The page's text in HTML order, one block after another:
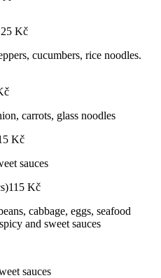
Kč
cucumbers, rice noodles.
carrots, glass noodles
Kč
sauces
115 Kč
cabbage, eggs, seafood
and sweet sauces
sauces